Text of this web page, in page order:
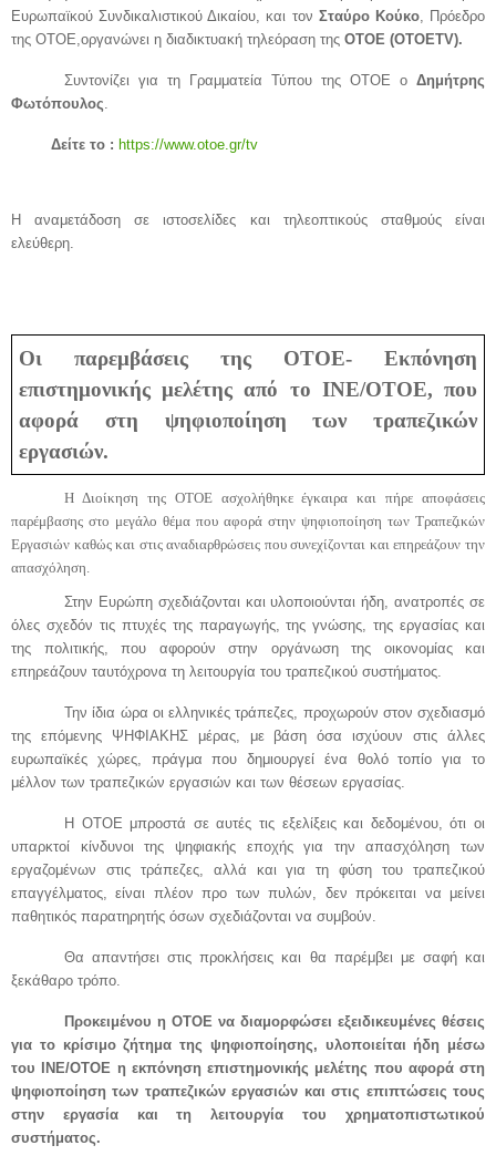
Ευρωπαϊκού Συνδικαλιστικού Δικαίου, και τον Σταύρο Κούκο, Πρόεδρο
της ΟΤΟΕ,οργανώνει η διαδικτυακή τηλεόραση της ΟΤΟΕ (OTOETV).
Συντονίζει για τη Γραμματεία Τύπου της ΟΤΟΕ ο Δημήτρης
Φωτόπουλος
Δείτε το : https://www.otoe.gr/tv
Η αναμετάδοση σε ιστοσελίδες και τηλεοπτικούς σταθμούς είναι
ελεύθερη.
Οι παρεμβάσεις της ΟΤΟΕ- Εκπόνηση
επιστημονικής μελέτης από το ΙΝΕ/ΟΤΟΕ, που
αφορά στη ψηφιοποίηση των τραπεζικών
εργασιών.
Η Διοίκηση της ΟΤΟΕ ασχολήθηκε έγκαιρα και πήρε αποφάσεις
παρέμβασης στο μεγάλο θέμα που αφορά στην ψηφιοποίηση των Τραπεζικών
Εργασιών καθώς και στις αναδιαρθρώσεις που συνεχίζονται και επηρεάζουν την
απασχόληση.
Στην Ευρώπη σχεδιάζονται και υλοποιούνται ήδη, ανατροπές σε
όλες σχεδόν τις πτυχές της παραγωγής, της γνώσης, της εργασίας και
της πολιτικής, που αφορούν στην οργάνωση της οικονομίας και
επηρεάζουν ταυτόχρονα τη λειτουργία του τραπεζικού συστήματος.
Την ίδια ώρα οι ελληνικές τράπεζες, προχωρούν στον σχεδιασμό
της επόμενης ΨΗΦΙΑΚΗΣ μέρας, με βάση όσα ισχύουν στις άλλες
ευρωπαϊκές χώρες, πράγμα που δημιουργεί ένα θολό τοπίο για το
μέλλον των τραπεζικών εργασιών και των θέσεων εργασίας.
Η ΟΤΟΕ μπροστά σε αυτές τις εξελίξεις και δεδομένου, ότι οι
υπαρκτοί κίνδυνοι της ψηφιακής εποχής για την απασχόληση των
εργαζομένων στις τράπεζες, αλλά και για τη φύση του τραπεζικού
επαγγέλματος, είναι πλέον προ των πυλών, δεν πρόκειται να μείνει
παθητικός παρατηρητής όσων σχεδιάζονται να συμβούν.
Θα απαντήσει στις προκλήσεις και θα παρέμβει με σαφή και
ξεκάθαρο τρόπο.
Προκειμένου η ΟΤΟΕ να διαμορφώσει εξειδικευμένες θέσεις
για το κρίσιμο ζήτημα της ψηφιοποίησης, υλοποιείται ήδη μέσω
του ΙΝΕ/ΟΤΟΕ η εκπόνηση επιστημονικής μελέτης που αφορά στη
ψηφιοποίηση των τραπεζικών εργασιών και στις επιπτώσεις τους
στην εργασία και τη λειτουργία του χρηματοπιστωτικού
συστήματος.